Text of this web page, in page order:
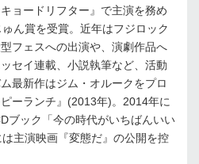
ョードリフター』で主演を務め
ん賞を受賞。近年はフジロック
フェスへの出演や、演劇作品へ
セイ連載、小説執筆など、活動
最新作はジム・オルークをプロ
ーランチ』(2013年)。2014年に
ブック「今の時代がいちばんいい
主演映画『変態だ』の公開を控